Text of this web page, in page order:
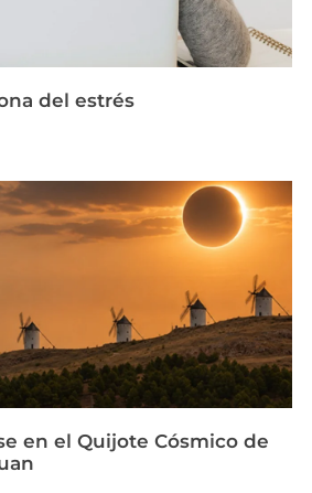
del estrés
en el Quijote Cósmico de